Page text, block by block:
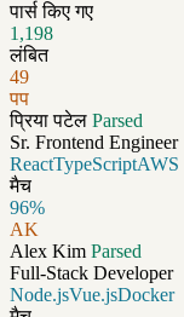
पार्स किए गए
1,198
लंबित
49
पप
प्रिया पटेल Parsed
Sr. Frontend Engineer
ReactTypeScriptAWS
मैच
96%
AK
Alex Kim Parsed
Full-Stack Developer
Node.jsVue.jsDocker